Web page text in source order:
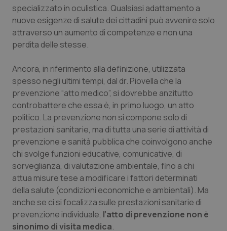
specializzato in oculistica. Qualsiasi adattamento a
nuove esigenze di salute dei cittadini può avvenire solo
attraverso un aumento di competenze e non una
perdita delle stesse.
Ancora, in riferimento alla definizione, utilizzata
spesso negli ultimi tempi, dal dr. Piovella che la
prevenzione “atto medico”, si dovrebbe anzitutto
controbattere che essa è, in primo luogo, un atto
politico. La prevenzione non si compone solo di
prestazioni sanitarie, ma di tutta una serie di attività di
prevenzione e sanità pubblica che coinvolgono anche
chi svolge funzioni educative, comunicative, di
sorveglianza, di valutazione ambientale, fino a chi
attua misure tese a modificare i fattori determinati
della salute (condizioni economiche e ambientali). Ma
anche se ci si focalizza sulle prestazioni sanitarie di
prevenzione individuale, l’atto di prevenzione non è
sinonimo di visita medica.